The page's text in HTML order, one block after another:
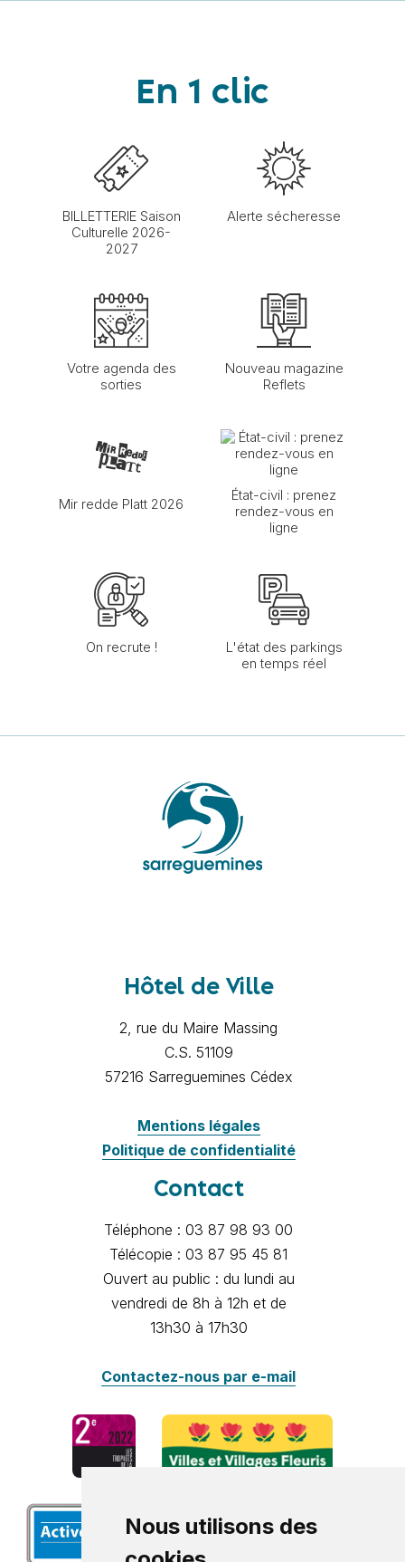
Nous utilisons des
En 1 clic
BILLETTERIE Saison
Culturelle 2026-
2027
Alerte sécheresse
Votre agenda des
sorties
Nouveau magazine
Reflets
Mir redde Platt 2026
État-civil : prenez
rendez-vous en
ligne
On recrute !
L'état des parkings
en temps réel
Hôtel de Ville
2, rue du Maire Massing
C.S. 51109
57216 Sarreguemines Cédex
Mentions légales
Politique de confidentialité
Contact
Téléphone : 03 87 98 93 00
Télécopie : 03 87 95 45 81
Ouvert au public : du lundi au
vendredi de 8h à 12h et de
13h30 à 17h30
Contactez-nous par e-mail